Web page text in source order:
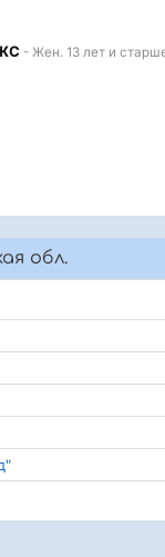
- Жен. 13 лет и
обл.